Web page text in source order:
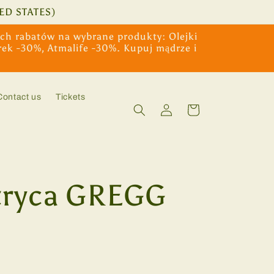
STATES)
rabatów na wybrane produkty: Olejki
-30%, Atmalife -30%. Kupuj mądrze i
us Tickets
Log
in
Cart
GREGG